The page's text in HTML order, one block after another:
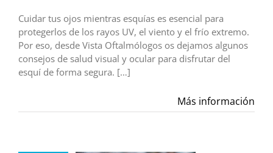
Cuidar tus ojos mientras esquías es esencial para
protegerlos de los rayos UV, el viento y el frío extremo.
Por eso, desde Vista Oftalmólogos os dejamos algunos
consejos de salud visual y ocular para disfrutar del
esquí de forma segura. […]
Más información